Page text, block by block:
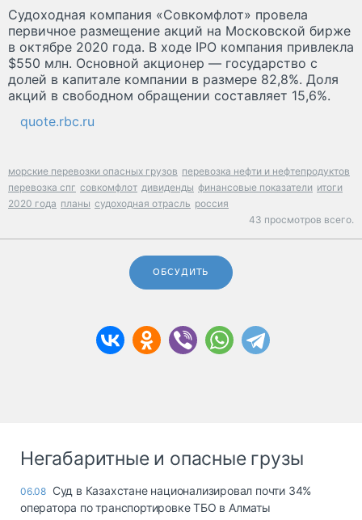
Судоходная компания «Совкомфлот» провела
первичное размещение акций на Московской бирже
в октябре 2020 года. В ходе IPO компания привлекла
$550 млн. Основной акционер — государство с
долей в капитале компании в размере 82,8%. Доля
акций в свободном обращении составляет 15,6%.
quote.rbc.ru
морские перевозки опасных грузов перевозка нефти и нефтепродуктов
перевозка спг совкомфлот дивиденды финансовые показатели итоги
2020 года планы судоходная отрасль россия
43 просмотров всего.
ОБСУДИТЬ
Негабаритные и опасные грузы
06.08 Суд в Казахстане национализировал почти 34%
оператора по транспортировке ТБО в Алматы